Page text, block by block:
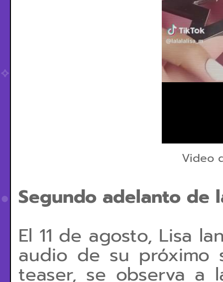
Video
Segundo adelanto de
El 11 de agosto, Lisa
audio de su próximo
teaser, se observa a